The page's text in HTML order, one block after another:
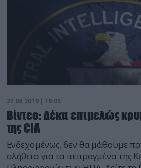
27.08.2019 | 19:05
Βίντεο: Δέκα επιμελώς
της CIA
Ενδεχομένως, δεν θα μάθουμε
αλήθεια για τα πεπραγμένα της